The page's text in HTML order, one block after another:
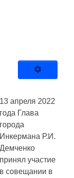
13 апреля 2022
года Глава
города
Инкермана Р.И.
Демченко
принял участие
в совещании в